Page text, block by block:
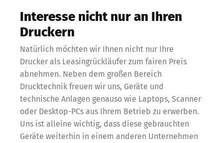
Interesse nicht nur an Ihren
Druckern
Natürlich möchten wir Ihnen nicht nur Ihre
Drucker als Leasingrückläufer zum fairen Preis
abnehmen. Neben dem großen Bereich
Drucktechnik freuen wir uns, Geräte und
technische Anlagen genauso wie Laptops, Scanner
oder Desktop-PCs aus Ihrem Betrieb zu erwerben.
Uns ist alleine wichtig, dass diese gebrauchten
Geräte weiterhin in einem anderen Unternehmen